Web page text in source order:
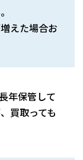
えた場合お
年保管して
買取っても